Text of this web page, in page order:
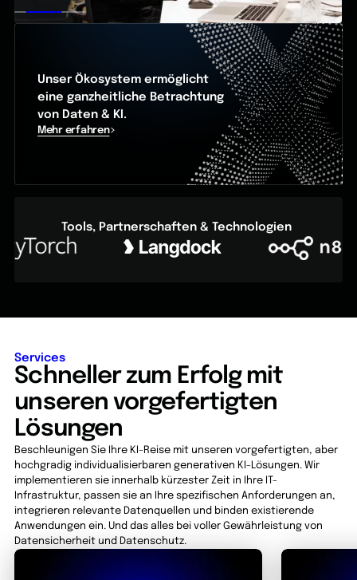
Unser Ökosystem ermöglicht
eine ganzheitliche Betrachtung
von Daten & KI.
Mehr erfahren
Tools, Partnerschaften & Technologien
Services
Schneller zum Erfolg mit
unseren vorgefertigten
Lösungen
Beschleunigen Sie Ihre KI-Reise mit unseren vorgefertigten, aber
hochgradig individualisierbaren generativen KI-Lösungen. Wir
implementieren sie innerhalb kürzester Zeit in Ihre IT-
Infrastruktur, passen sie an Ihre spezifischen Anforderungen an,
integrieren relevante Datenquellen und binden existierende
Anwendungen ein. Und das alles bei voller Gewährleistung von
Datensicherheit und Datenschutz.